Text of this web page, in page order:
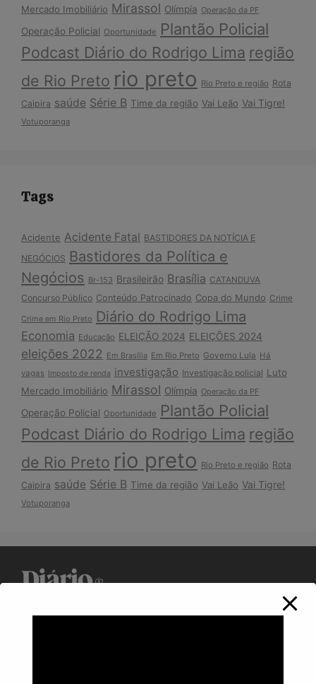
Mercado Imobiliário Mirassol Olímpia Operação da PF
Operação Policial Oportunidade Plantão Policial
Podcast Diário do Rodrigo Lima região
de Rio Preto rio preto Rio Preto e região Rota
Caipira saúde Série B Time da região Vai Leão Vai Tigre!
Votuporanga
Tags
Acidente Acidente Fatal BASTIDORES DA NOTÍCIA E
NEGÓCIOS Bastidores da Política e
Negócios Br-153 Brasileirão Brasília CATANDUVA
Concurso Público Conteúdo Patrocinado Copa do Mundo Crime
Crime em Rio Preto Diário do Rodrigo Lima
Economia Educação ELEIÇÃO 2024 ELEIÇÕES 2024
eleições 2022 Em Brasília Em Rio Preto Governo Lula Há
vagas
Imposto de renda investigação Investigação policial Luto
Mercado Imobiliário Mirassol Olímpia Operação da PF
Operação Policial Oportunidade Plantão Policial
Podcast Diário do Rodrigo Lima região
de Rio Preto rio preto Rio Preto e região Rota
Caipira saúde Série B Time da região Vai Leão Vai Tigre!
Votuporanga